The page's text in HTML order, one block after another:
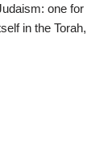
one for
in the Torah,